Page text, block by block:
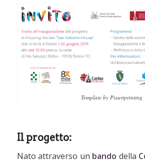
Template by Pixartprinting
Il progetto:
Nato attraverso un bando della